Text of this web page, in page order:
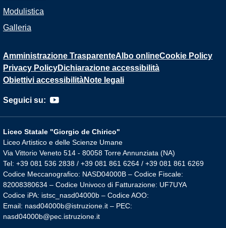
Modulistica
Galleria
Amministrazione TrasparenteAlbo onlineCookie Policy
Privacy PolicyDichiarazione accessibilità
Obiettivi accessibilitàNote legali
Seguici su:
Liceo Statale "Giorgio de Chirico"
Liceo Artistico e delle Scienze Umane
Via Vittorio Veneto 514 - 80058 Torre Annunziata (NA)
Tel: +39 081 536 2838 / +39 081 861 6264 / +39 081 861 6269
Codice Meccanografico: NASD04000B – Codice Fiscale:
82008380634 – Codice Univoco di Fatturazione: UF7UYA
Codice iPA: istsc_nasd04000b – Codice AOO:
Email: nasd04000b@istruzione.it – PEC:
nasd04000b@pec.istruzione.it